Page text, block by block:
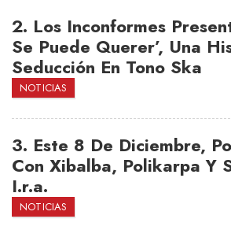
2. Los Inconformes
Se Puede Querer’, Una
Seducción En Tono Ska
NOTICIAS
3. Este 8 De Diciembre,
Con Xibalba, Polikarpa Y
I.r.a.
NOTICIAS